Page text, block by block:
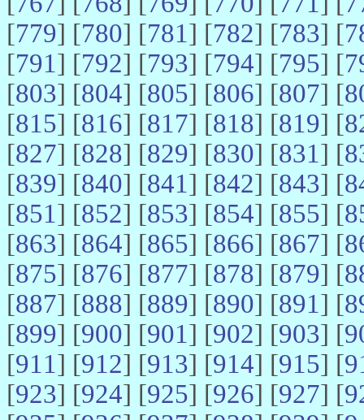
[779] [780] [781] [782] [783] [
[791] [792] [793] [794] [795] [
[803] [804] [805] [806] [807] [
[815] [816] [817] [818] [819] [
[827] [828] [829] [830] [831] [
[839] [840] [841] [842] [843] [
[851] [852] [853] [854] [855] [
[863] [864] [865] [866] [867] [
[875] [876] [877] [878] [879] [
[887] [888] [889] [890] [891] [
[899] [900] [901] [902] [903] [
[911] [912] [913] [914] [915] [
[923] [924] [925] [926] [927] [